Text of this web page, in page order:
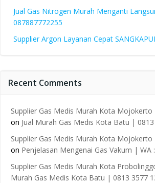
Jual Gas Nitrogen Murah Menganti
087887772255
Supplier Argon Layanan Cepat
Recent Comments
Supplier Gas Medis Murah Kota
on Jual Murah Gas Medis Kota Batu |
Supplier Gas Medis Murah Kota
on Penjelasan Mengenai Gas Vakum | WA
Supplier Gas Medis Murah Kota
Murah Gas Medis Kota Batu | 0813 3577